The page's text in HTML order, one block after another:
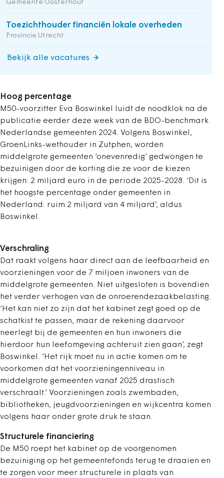
Gemeente Oosterhout
Toezichthouder financiën lokale overheden
Provincie Utrecht
Bekijk alle vacatures
Hoog percentage
M50-voorzitter Eva Boswinkel luidt de noodklok na de
publicatie eerder deze week van de BDO-benchmark
Nederlandse gemeenten 2024. Volgens Boswinkel,
GroenLinks-wethouder in Zutphen, worden
middelgrote gemeenten ‘onevenredig’ gedwongen te
bezuinigen door de korting die ze voor de kiezen
krijgen: 2 miljard euro in de periode 2025-2028. ‘Dit is
het hoogste percentage onder gemeenten in
Nederland: ruim 2 miljard van 4 miljard’, aldus
Boswinkel.
Verschraling
Dat raakt volgens haar direct aan de leefbaarheid en
voorzieningen voor de 7 miljoen inwoners van de
middelgrote gemeenten. Niet uitgesloten is bovendien
het verder verhogen van de onroerendezaakbelasting.
‘Het kan niet zo zijn dat het kabinet zegt goed op de
schatkist te passen, maar de rekening daarvoor
neerlegt bij de gemeenten en hun inwoners die
hierdoor hun leefomgeving achteruit zien gaan’, zegt
Boswinkel. ‘Het rijk moet nu in actie komen om te
voorkomen dat het voorzieningenniveau in
middelgrote gemeenten vanaf 2025 drastisch
verschraalt.’ Voorzieningen zoals zwembaden,
bibliotheken, jeugdvoorzieningen en wijkcentra komen
volgens haar onder grote druk te staan.
Structurele financiering
De M50 roept het kabinet op de voorgenomen
bezuiniging op het gemeentefonds terug te draaien en
te zorgen voor meer structurele in plaats van